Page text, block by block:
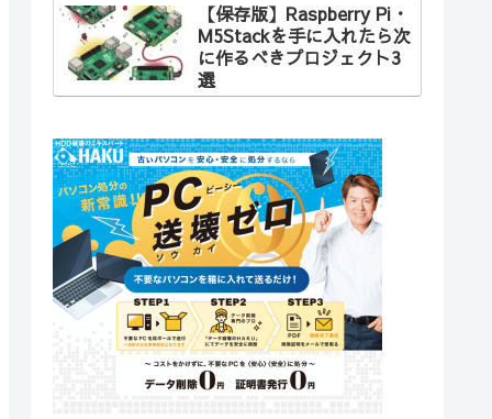
【保存版】Raspberry Pi・
M5Stackを手に入れたら次
に作るべきプロジェクト3
選